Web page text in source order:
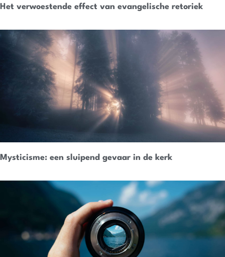
Het verwoestende effect van evangelische retoriek
Mysticisme: een sluipend gevaar in de kerk